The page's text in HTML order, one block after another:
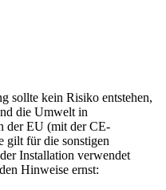
sollte kein Risiko entstehen,
die Umwelt in
der EU (mit der CE-
gilt für die sonstigen
Installation verwendet
Hinweise ernst: